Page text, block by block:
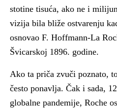
stotine tisuća, ako ne i
vizija bila bliže ostvarenju
osnovao F. Hoffmann-La
Švicarskoj 1896. godine.
Ako ta priča zvuči poznato,
često ponavlja. Čak i sada,
globalne pandemije, Roche